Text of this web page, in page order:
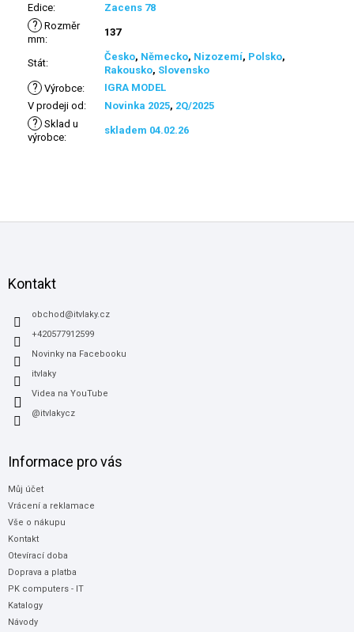
Edice: Zacens 78
? Rozměr
mm:
137
Stát:
Česko, Německo, Nizozemí, Polsko,
Rakousko, Slovensko
? Výrobce:
IGRA MODEL
V prodeji od: Novinka 2025, 2Q/2025
? Sklad u
výrobce:
skladem 04.02.26
Kontakt
obchod@itvlaky.cz
+420577912599
Novinky na Facebooku
itvlaky
Videa na YouTube
@itvlakycz
Informace pro vás
Můj účet
Vrácení a reklamace
Vše o nákupu
Kontakt
Otevírací doba
Doprava a platba
PK computers - IT
Katalogy
Návody